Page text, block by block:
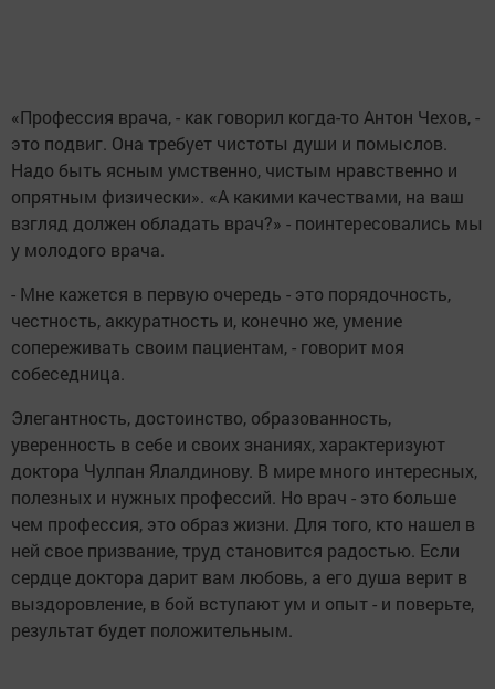
«Профессия врача, - как говорил когда-то Антон Чехов, -
это подвиг. Она требует чистоты души и помыслов.
Надо быть ясным умственно, чистым нравственно и
опрятным физически». «А какими качествами, на ваш
взгляд должен обладать врач?» - поинтересовались мы
у молодого врача.
- Мне кажется в первую очередь - это порядочность,
честность, аккуратность и, конечно же, умение
сопереживать своим пациентам, - говорит моя
собеседница.
Элегантность, достоинство, образованность,
уверенность в себе и своих знаниях, характеризуют
доктора Чулпан Ялалдинову. В мире много интересных,
полезных и нужных профессий. Но врач - это больше
чем профессия, это образ жизни. Для того, кто нашел в
ней свое призвание, труд становится радостью. Если
сердце доктора дарит вам любовь, а его душа верит в
выздоровление, в бой вступают ум и опыт - и поверьте,
результат будет положительным.